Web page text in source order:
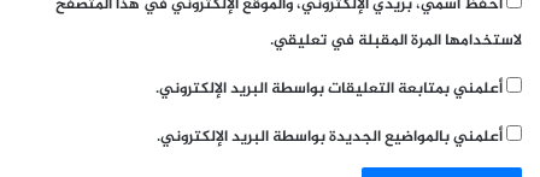
لاستخدامها المرة المقبلة في تعليقي.
أعلمني بمتابعة التعليقات بواسطة البريد الإلكتروني.
أعلمني بالمواضيع الجديدة بواسطة البريد الإلكتروني.